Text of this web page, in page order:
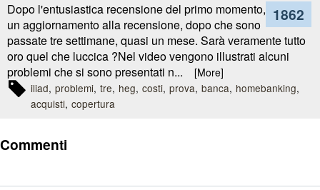
1862
Dopo l'entusiastica recensione del primo momento,
un aggiornamento alla recensione, dopo che sono
passate tre settimane, quasi un mese. Sarà veramente tutto
oro quel che luccica ?Nel video vengono illustrati alcuni
problemi che si sono presentati n... [More]
iliad problemi tre heg costi prova banca homebanking
acquisti copertura
Commenti